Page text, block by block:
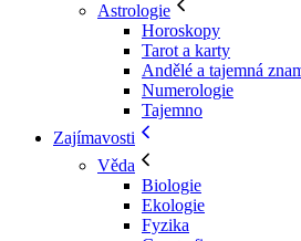
Astrologie
Horoskopy
Tarot a karty
Andělé a tajemná
Numerologie
Tajemno
Zajímavosti
Věda
Biologie
Ekologie
Fyzika